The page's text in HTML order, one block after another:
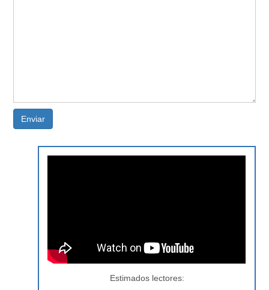
Enviar
Estimados lectores: